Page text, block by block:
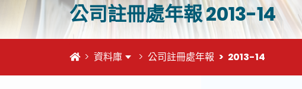
公司註冊處年報 2013-14
首頁資料庫 公司註冊處年報 2013-14